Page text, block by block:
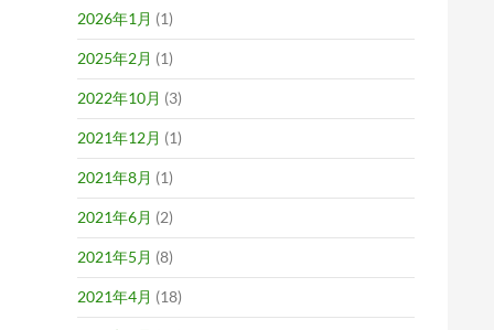
2026年1月 (1)
2025年2月 (1)
2022年10月 (3)
2021年12月 (1)
2021年8月 (1)
2021年6月 (2)
2021年5月 (8)
2021年4月 (18)